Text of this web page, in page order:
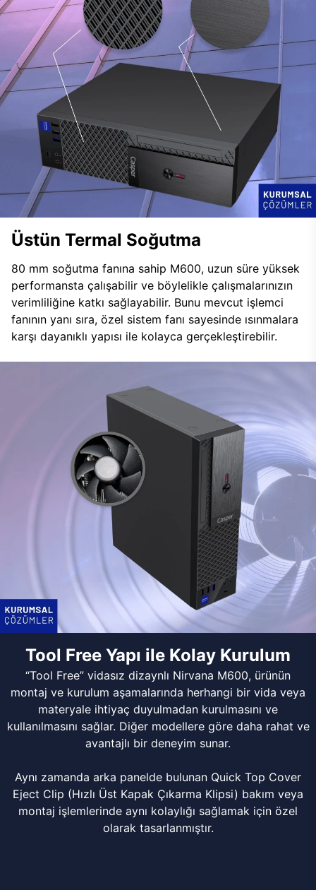
Üstün Termal Soğutma
80 mm soğutma fanına sahip M600, uzun süre yüksek
performansta çalışabilir ve böylelikle çalışmalarınızın
verimliliğine katkı sağlayabilir. Bunu mevcut işlemci
fanının yanı sıra, özel sistem fanı sayesinde ısınmalara
karşı dayanıklı yapısı ile kolayca gerçekleştirebilir.
Tool Free Yapı ile Kolay Kurulum
“Tool Free” vidasız dizaynlı Nirvana M600, ürünün
montaj ve kurulum aşamalarında herhangi bir vida veya
materyale ihtiyaç duyulmadan kurulmasını ve
kullanılmasını sağlar. Diğer modellere göre daha rahat ve
avantajlı bir deneyim sunar.
Aynı zamanda arka panelde bulunan Quick Top Cover
Eject Clip (Hızlı Üst Kapak Çıkarma Klipsi) bakım veya
montaj işlemlerinde aynı kolaylığı sağlamak için özel
olarak tasarlanmıştır.